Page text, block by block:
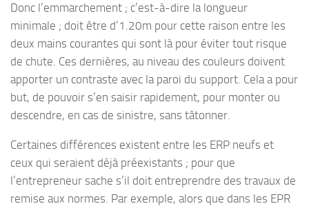
Donc l’emmarchement ; c’est-à-dire la longueur
minimale ; doit être d’1.20m pour cette raison entre les
deux mains courantes qui sont là pour éviter tout risque
de chute. Ces dernières, au niveau des couleurs doivent
apporter un contraste avec la paroi du support. Cela a pour
but, de pouvoir s’en saisir rapidement, pour monter ou
descendre, en cas de sinistre, sans tâtonner.
Certaines différences existent entre les ERP neufs et
ceux qui seraient déjà préexistants ; pour que
l’entrepreneur sache s’il doit entreprendre des travaux de
remise aux normes. Par exemple, alors que dans les EPR